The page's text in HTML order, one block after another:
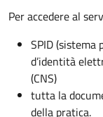
Per accedere al
SPID
d’identità
(CNS)
tutta la
della pratica.